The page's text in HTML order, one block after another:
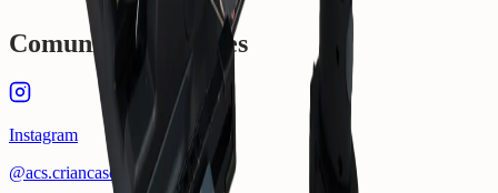
Comunidade e Redes
Instagram
@acs.criancasegura